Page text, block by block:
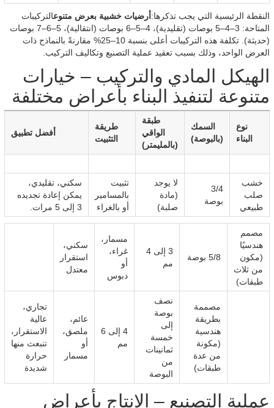
النقطة الرئيسية التي يجب تذكرها: أرضيات خشبية بعرض متنوعالتركيبات
المتاحة: 3–4–5 بوصات (تقليدية)، 4–5–6 بوصات (انتقالية)، 5–6–7 بوصات
(حديثة). تكلفة هذه التركيبات أعلى بنسبة 10–25% مقارنةً بالنماذج ذات
العرض الواحد، وذلك بسبب تعقيد عملية التصنيع وتكاليف التركيب.
الهيكل المادي والتركيب – خيارات
متنوعة لتنفيذ البناء بأعراض مختلفة
نوع
البناء
السمك
(بالبوصة)
طبقة
الواقي
(بالمليمتر)
طريقة
التثبيت
أفضل تطبيق
خشب
صلب
طبيعي
3/4
بوصة
لا يوجد
(مادة
صلبة)
تثبيت
بالمسامير
أو بالغراء
سكني، تقليدي،
يمكن إعادة تجديده
3 إلى 5 مرات.
مصمم
هندسيًا
(مكون
من ثلاث
طبقات)
5/8 بوصة
3 إلى 4
مم
مسمار،
غراء،
أو
دبوس
سكني،
استقرار
معتدل
مصممة
بطريقة
هندسية
(مكونة
من عدة
طبقات)
نصف
بوصة
إلى
خمسة
ثمانينات
من
البوصة
4 إلى 6
مم
عائم،
ملصق،
أو
مسمار
تجاري،
عالية
الاستقرار،
تنبعث منها
حرارة
شديدة
عملية التصنيع – الإنتاج بأعراض